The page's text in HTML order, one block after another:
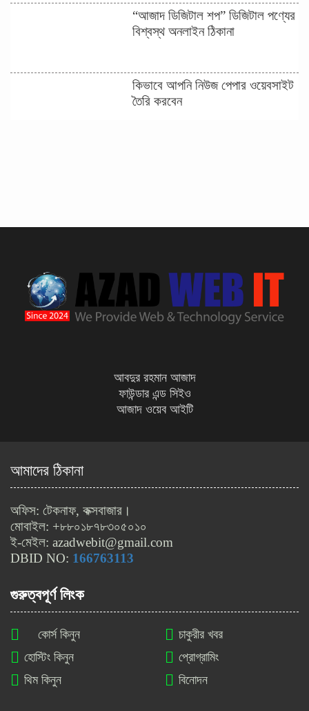
“আজাদ ডিজিটাল শপ” ডিজিটাল পণ্যের
বিশ্বস্থ অনলাইন ঠিকানা
কিভাবে আপনি নিউজ পেপার ওয়েবসাইট
তৈরি করবেন
অনলাইন টিভি ওয়েবসাইট তৈরী করুন
কম দামে ওয়ার্ডপ্রেস থিম কিনুন আজাদ
ওয়েব আইটি থেকে
সার্ভিস প্রতিষ্ঠান আজাদ ওয়েব আইটি
আবদুর রহমান আজাদ
ফাউন্ডার এন্ড সিইও
আজাদ ওয়েব আইটি
আমাদের ঠিকানা
অফিস: টেকনাফ, কক্সবাজার।
মোবাইল: +৮৮০১৮৭৮৩০৫০১০
ই-মেইল: azadwebit@gmail.com
DBID NO: 166763113
গুরুত্বপূর্ণ লিংক
কোর্স কিনুন
হোস্টিং কিনুন
থিম কিনুন
চাকুরীর খবর
প্রোগ্রামিং
বিনোদন